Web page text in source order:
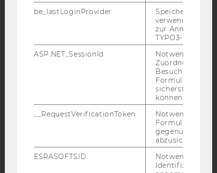
Blog
Bluesky
BARRIEREFREIHEITSERKLÄRUNG WEBSEITE
DATENSCHUTZERKLÄRUNG
DATENSCHUTZERKLÄRUNG SOCIAL MEDIA
be_lastLoginProvider
Speichert die
verwendete
zur Anmeldung
TYPO3-Backend.
ASP.NET_SessionId
Notwendig, um
Zuordnung von
Besucher zu
sicherstellen zu
können.
__RequestVerificationToken
Notwendig, um
gegenüber
abzusichern.
ESRASOFTSID
Notwendig zur
Identifizierung